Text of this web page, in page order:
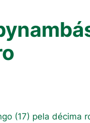
(17) pela décima